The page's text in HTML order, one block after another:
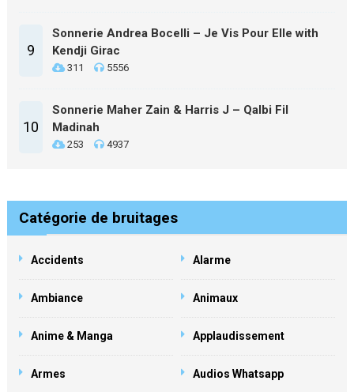
9
Sonnerie Andrea Bocelli – Je Vis Pour Elle with
Kendji Girac
311 5556
10
Sonnerie Maher Zain & Harris J – Qalbi Fil
Madinah
253 4937
Catégorie de bruitages
Accidents Alarme
Ambiance Animaux
Anime & Manga Applaudissement
Armes Audios Whatsapp